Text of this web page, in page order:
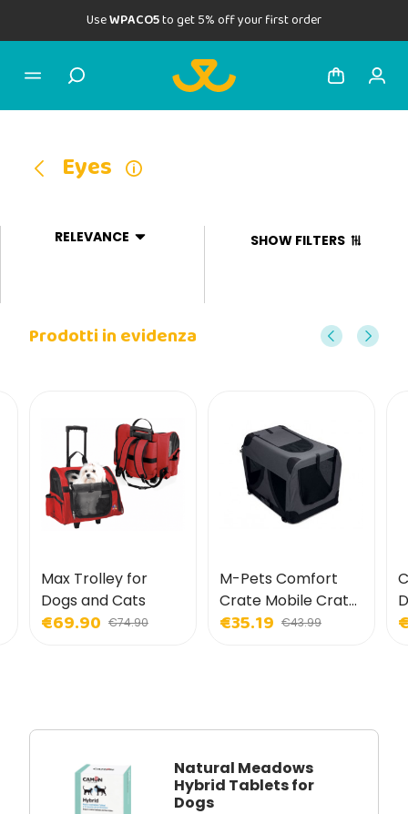
UseWPACO5to get 5% off your first order
Eyes
RELEVANCE SHOW FILTERS
Prodotti in evidenza
Max Trolley for
Dogs and Cats
€69.90 €74.90
M-Pets Comfort
Crate Mobile Crate
for Dogs and Cats
€35.19 €43.99
Natural Meadows
Hybrid Tablets for
Dogs